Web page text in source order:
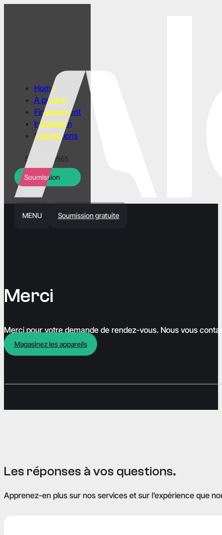
MENU Soumission gratuite
Home
À propos
Financement
Installation
Subventions
514-863-9565
Soumission
Merci
Merci pour votre demande de rendez-vous. Nous vous
Magasinez les appareils
Les réponses à vos questions.
Apprenez-en plus sur nos services et sur l’expérience que